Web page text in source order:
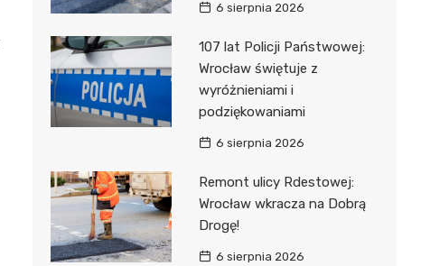
6 sierpnia 2026
107 lat Policji Państwowej:
Wrocław świętuje z
wyróżnieniami i
podziękowaniami
6 sierpnia 2026
Remont ulicy Rdestowej:
Wrocław wkracza na Dobrą
Drogę!
6 sierpnia 2026